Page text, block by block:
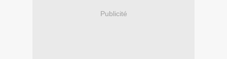
Publicité